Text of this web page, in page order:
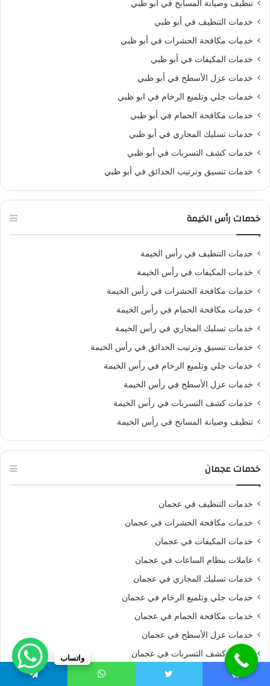
تنظيف وصيانة المسابح في أبو ظبي
خدمات التنظيف في أبو ظبي
خدمات مكافحة الحشرات في أبو ظبي
خدمات المكيفات في أبو ظبي
خدمات عزل الأسطح في أبو ظبي
خدمات جلي وتلميع الرخام في ابو ظبي
خدمات مكافحة الحمام في أبو ظبي
خدمات تسليك المجاري في أبو ظبي
خدمات كشف التسربات في أبو ظبي
خدمات تنسيق وترتيب الحدائق في أبو ظبي
خدمات رأس الخيمة
خدمات التنظيف في رأس الخيمة
خدمات المكيفات في رأس الخيمة
خدمات مكافحة الحشرات في رأس الخيمة
خدمات مكافحة الحمام في رأس الخيمة
خدمات تسليك المجاري في رأس الخيمة
خدمات تنسيق وترتيب الحدائق في رأس الخيمة
خدمات جلي وتلميع الرخام في رأس الخيمة
خدمات عزل الأسطح في رأس الخيمة
خدمات كشف التسربات في رأس الخيمة
تنظيف وصيانة المسابح في رأس الخيمة
خدمات عجمان
خدمات التنظيف في عجمان
خدمات مكافحة الحشرات في عجمان
خدمات المكيفات في عجمان
عاملات بنظام الساعات في عجمان
خدمات تسليك المجاري في عجمان
خدمات جلي وتلميع الرخام في عجمان
خدمات مكافحة الحمام في عجمان
خدمات عزل الأسطح في عجمان
خدمات كشف التسربات في عجمان
خدمات تنسيق وترتيب الحدائق في عجمان
واتساب